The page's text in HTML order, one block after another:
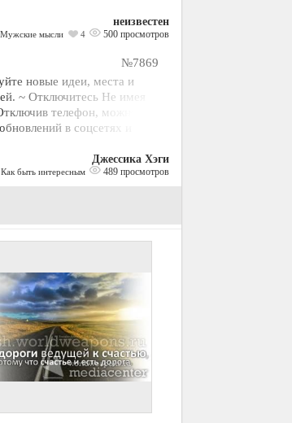
неизвестен
Мужские мысли 4 500 просмотров
№7869
новые идеи, места и
~ Отключитесь Не имея
телефон, можно
в соцсетях и
Джессика Хэги
Как быть интересным 489 просмотров